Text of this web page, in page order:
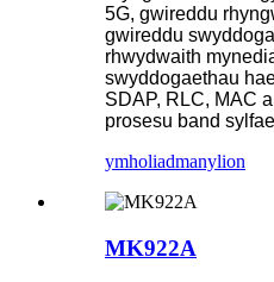
5G, gwireddu
gwireddu
rhwydwaith
swyddogaethau
SDAP, RLC, MAC
prosesu band
ymholiadmanylion
MK922A